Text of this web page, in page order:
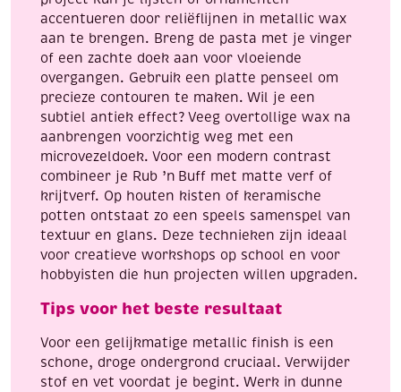
accentueren door reliëflijnen in metallic wax
aan te brengen. Breng de pasta met je vinger
of een zachte doek aan voor vloeiende
overgangen. Gebruik een platte penseel om
precieze contouren te maken. Wil je een
subtiel antiek effect? Veeg overtollige wax na
aanbrengen voorzichtig weg met een
microvezeldoek. Voor een modern contrast
combineer je Rub ’n Buff met matte verf of
krijtverf. Op houten kisten of keramische
potten ontstaat zo een speels samenspel van
textuur en glans. Deze technieken zijn ideaal
voor creatieve workshops op school en voor
hobbyisten die hun projecten willen upgraden.
Tips voor het beste resultaat
Voor een gelijkmatige metallic finish is een
schone, droge ondergrond cruciaal. Verwijder
stof en vet voordat je begint. Werk in dunne